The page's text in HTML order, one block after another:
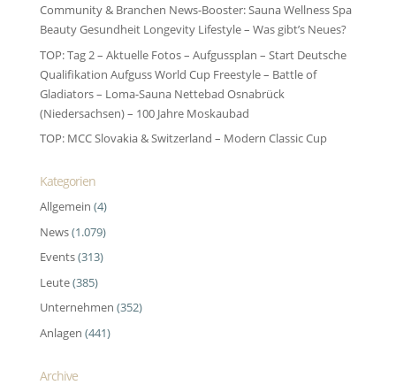
Community & Branchen News-Booster: Sauna Wellness Spa
Beauty Gesundheit Longevity Lifestyle – Was gibt’s Neues?
TOP: Tag 2 – Aktuelle Fotos – Aufgussplan – Start Deutsche
Qualifikation Aufguss World Cup Freestyle – Battle of
Gladiators – Loma-Sauna Nettebad Osnabrück
(Niedersachsen) – 100 Jahre Moskaubad
TOP: MCC Slovakia & Switzerland – Modern Classic Cup
Kategorien
Allgemein (4)
News(1.079)
Events(313)
Leute(385)
Unternehmen (352)
Anlagen (441)
Archive